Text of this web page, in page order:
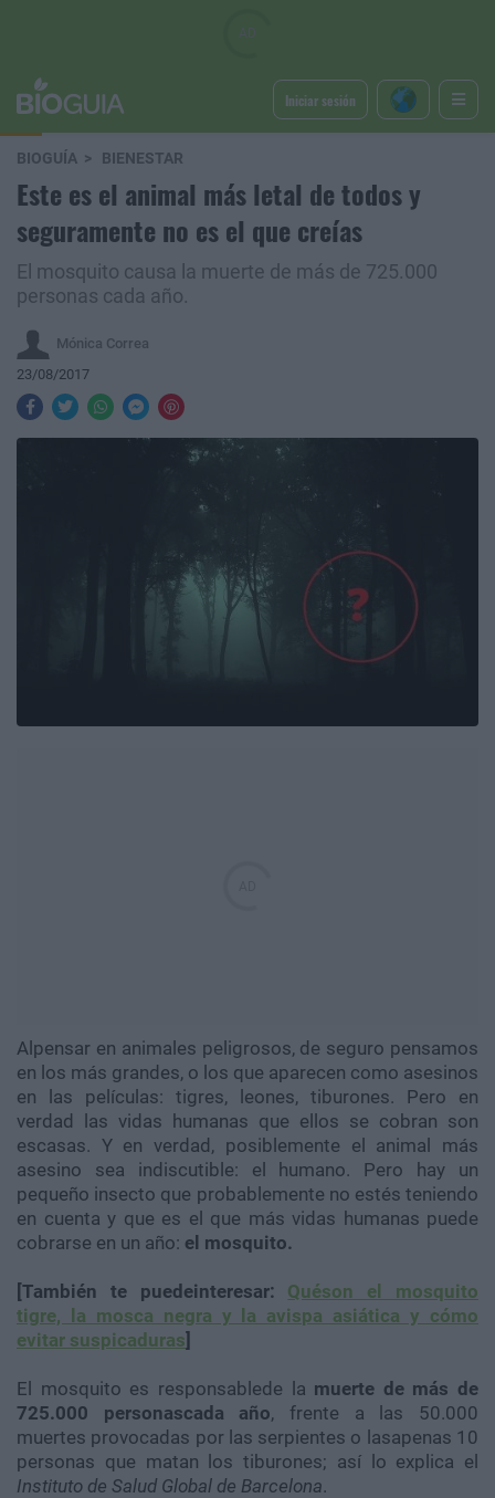
Iniciar sesión
BIOGUÍA BIENESTAR
Este es el animal más letal de todos y
seguramente no es el que creías
El mosquito causa la muerte de más de 725.000
personas cada año.
Mónica Correa
23/08/2017
Alpensar en animales peligrosos, de seguro pensamos
en los más grandes, o los que aparecen como asesinos
en las películas: tigres, leones, tiburones. Pero en
verdad las vidas humanas que ellos se cobran son
escasas. Y en verdad, posiblemente el animal más
asesino sea indiscutible: el humano. Pero hay un
pequeño insecto que probablemente no estés teniendo
en cuenta y que es el que más vidas humanas puede
cobrarse en un año: el mosquito.
[También te puedeinteresar:
Quéson el mosquito
tigre, la mosca negra y la avispa asiática y cómo
evitar suspicaduras]
El mosquito es responsablede la muerte de más de
725.000 personascada año, frente a las 50.000
muertes provocadas por las serpientes o lasapenas 10
personas que matan los tiburones; así lo explica el
Instituto de Salud Global de Barcelona.